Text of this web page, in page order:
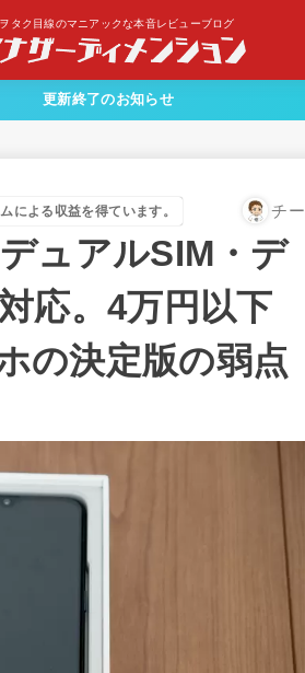
ヲタク目線のマニアックな本音レビューブログ
更新終了のお知らせ
による収益を得ています。 チー
ュアルSIM・デ
応。4万円以下
の決定版の弱点